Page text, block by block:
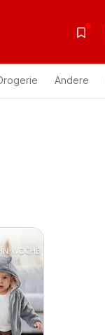
Andere